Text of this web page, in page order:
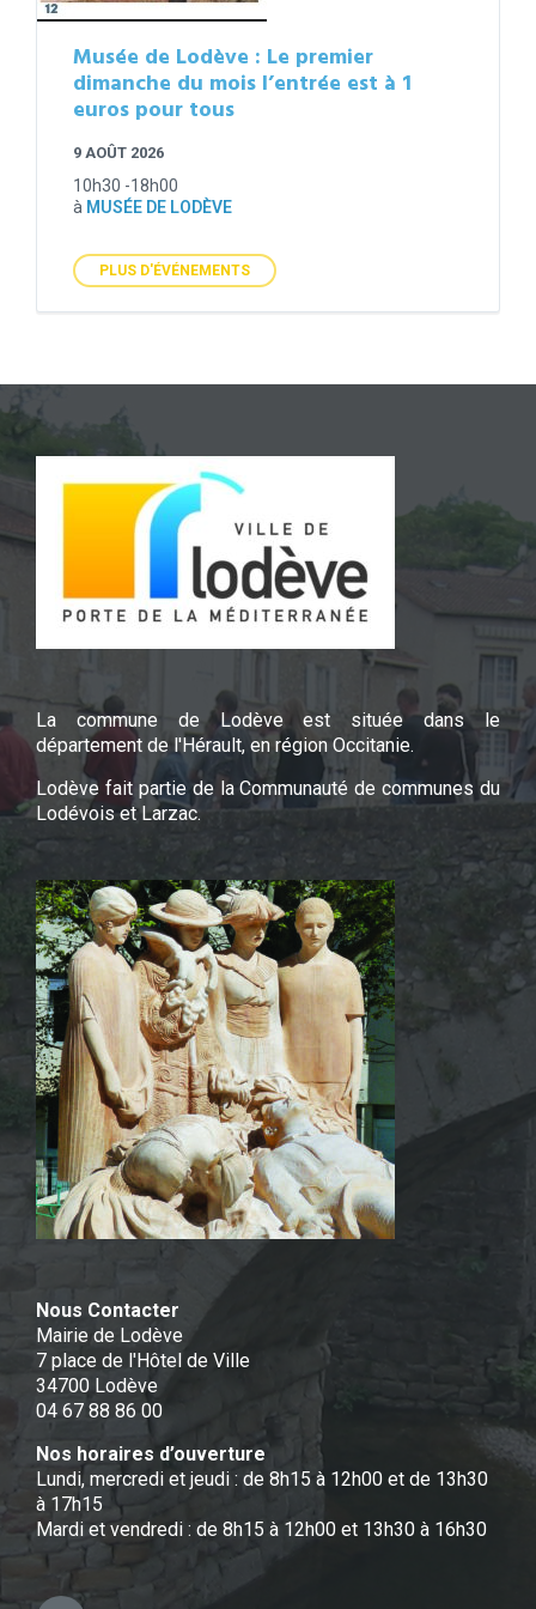
Musée de Lodève : Le premier
dimanche du mois l’entrée est à 1
euros pour tous
9 AOÛT 2026
10h30 -18h00
à MUSÉE DE LODÈVE
PLUS D'ÉVÉNEMENTS
La commune de Lodève est située dans le
département de l'Hérault, en région Occitanie.
Lodève fait partie de la Communauté de communes du
Lodévois et Larzac.
Nous Contacter
Mairie de Lodève
7 place de l'Hôtel de Ville
34700 Lodève
04 67 88 86 00
Nos horaires d’ouverture
Lundi, mercredi et jeudi : de 8h15 à 12h00 et de 13h30
à 17h15
Mardi et vendredi : de 8h15 à 12h00 et 13h30 à 16h30